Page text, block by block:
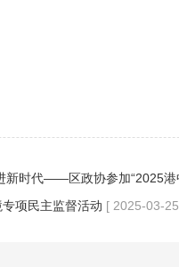
新时代——区政协参加“2025港
项民主监督活动 [ 2025-03-